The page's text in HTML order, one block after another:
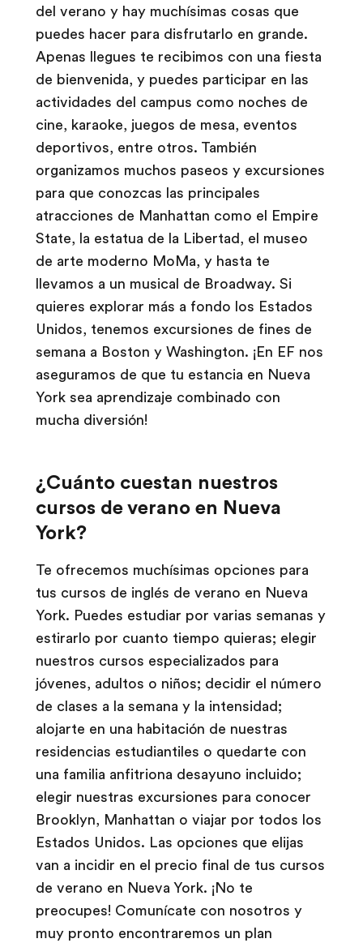
del verano y hay muchísimas cosas que
puedes hacer para disfrutarlo en grande.
Apenas llegues te recibimos con una fiesta
de bienvenida, y puedes participar en las
actividades del campus como noches de
cine, karaoke, juegos de mesa, eventos
deportivos, entre otros. También
organizamos muchos paseos y excursiones
para que conozcas las principales
atracciones de Manhattan como el Empire
State, la estatua de la Libertad, el museo
de arte moderno MoMa, y hasta te
llevamos a un musical de Broadway. Si
quieres explorar más a fondo los Estados
Unidos, tenemos excursiones de fines de
semana a Boston y Washington. ¡En EF nos
aseguramos de que tu estancia en Nueva
York sea aprendizaje combinado con
mucha diversión!
¿Cuánto cuestan nuestros
cursos de verano en Nueva
York?
Te ofrecemos muchísimas opciones para
tus cursos de inglés de verano en Nueva
York. Puedes estudiar por varias semanas y
estirarlo por cuanto tiempo quieras; elegir
nuestros cursos especializados para
jóvenes, adultos o niños; decidir el número
de clases a la semana y la intensidad;
alojarte en una habitación de nuestras
residencias estudiantiles o quedarte con
una familia anfitriona desayuno incluido;
elegir nuestras excursiones para conocer
Brooklyn, Manhattan o viajar por todos los
Estados Unidos. Las opciones que elijas
van a incidir en el precio final de tus cursos
de verano en Nueva York. ¡No te
preocupes! Comunícate con nosotros y
muy pronto encontraremos un plan